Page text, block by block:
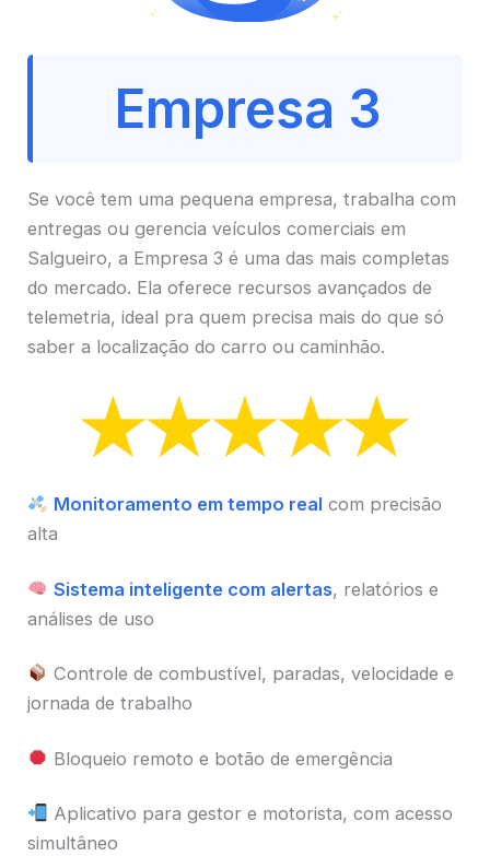
Empresa 3
Se você tem uma pequena empresa, trabalha com
entregas ou gerencia veículos comerciais em
Salgueiro, a Empresa 3 é uma das mais completas
do mercado. Ela oferece recursos avançados de
telemetria, ideal pra quem precisa mais do que só
saber a localização do carro ou caminhão.
Monitoramento em tempo realcom precisão
alta
Sistema inteligente com alertas, relatórios e
análises de uso
Controle de combustível, paradas, velocidade e
jornada de trabalho
Bloqueio remoto e botão de emergência
Aplicativo para gestor e motorista, com acesso
simultâneo